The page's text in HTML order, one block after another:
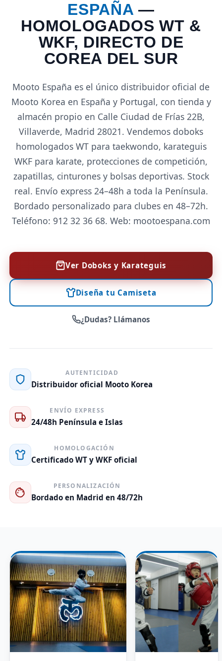
ESPAÑA —
HOMOLOGADOS WT &
WKF, DIRECTO DE
COREA DEL SUR
Mooto España es el único distribuidor oficial de
Mooto Korea en España y Portugal, con tienda y
almacén propio en Calle Ciudad de Frías 22B,
Villaverde, Madrid 28021. Vendemos doboks
homologados WT para taekwondo, karateguis
WKF para karate, protecciones de competición,
zapatillas, cinturones y bolsas deportivas. Stock
real. Envío express 24–48h a toda la Península.
Bordado personalizado para clubes en 48–72h.
Teléfono: 912 32 36 68. Web: mootoespana.com
Ver Doboks y Karateguis
Diseña tu Camiseta
¿Dudas? Llámanos
AUTENTICIDAD
Distribuidor oficial Mooto Korea
ENVÍO EXPRESS
24/48h Península e Islas
HOMOLOGACIÓN
Certificado WT y WKF oficial
PERSONALIZACIÓN
Bordado en Madrid en 48/72h